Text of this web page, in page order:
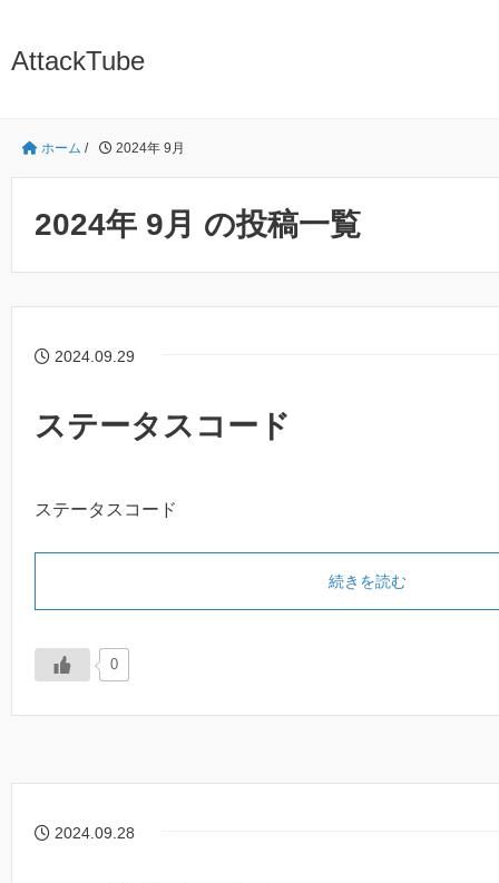
AttackTube
ホーム / 2024年 9月
2024年 9月 の投稿一覧
2024.09.29
ステータスコード
ステータスコード
続きを読む
0
2024.09.28